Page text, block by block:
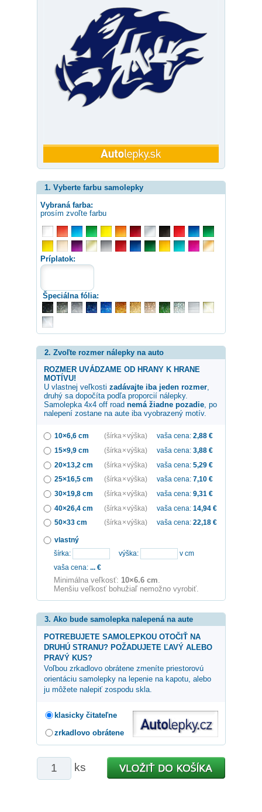
1. Vyberte farbu samolepky
Vybraná farba:
prosím zvoľte farbu
Príplatok:
Špeciálna fólia:
2. Zvoľte rozmer nálepky na auto
ROZMER UVÁDZAME OD HRANY K HRANE
MOTÍVU!
U vlastnej veľkosti zadávajte iba jeden rozmer,
druhý sa dopočíta podľa proporcií nálepky.
Samolepka 4x4 off road nemá žiadne pozadie, po
nalepení zostane na aute iba vyobrazený motív.
10×6,6 cm (šírka × výška) vaša cena: 2,88 €
15×9,9 cm
(šírka × výška) vaša cena: 3,88 €
20×13,2 cm
(šírka × výška) vaša cena: 5,29 €
25×16,5 cm
(šírka × výška) vaša cena: 7,10 €
30×19,8 cm
(šírka × výška) vaša cena: 9,31 €
40×26,4 cm
(šírka × výška) vaša cena: 14,94 €
50×33 cm
(šírka × výška) vaša cena: 22,18 €
vlastný
šírka:
výška:
v cm
vaša cena: ... €
Minimálna veľkosť: 10×6.6 cm
Menšiu veľkosť bohužiaľ nemožno vyrobiť.
3. Ako bude samolepka nalepená na aute
POTREBUJETE SAMOLEPKOU OTOČIŤ NA
DRUHÚ STRANU? POŽADUJETE ĽAVÝ ALEBO
PRAVÝ KUS?
Voľbou zrkadlovo obrátene zmeníte priestorovú
orientáciu samolepky na lepenie na kapotu, alebo
ju môžete nalepiť zospodu skla.
klasicky čitateľne
zrkadlovo obrátene
ks